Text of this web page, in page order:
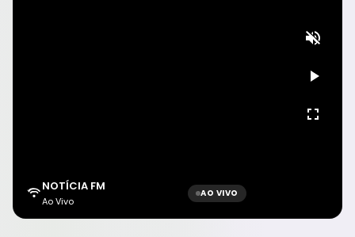
NOTÍCIA FM
Ao Vivo
AO VIVO